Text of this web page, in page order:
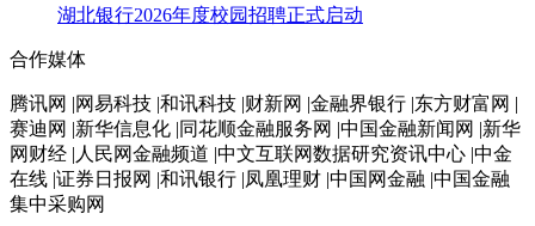
湖北银行2026年度校园招聘正式启动
合作媒体
腾讯网 |网易科技 |和讯科技 |财新网 |金融界银行 |东方财富网 |
赛迪网 |新华信息化 |同花顺金融服务网 |中国金融新闻网 |新华
网财经 |人民网金融频道 |中文互联网数据研究资讯中心 |中金
在线 |证券日报网 |和讯银行 |凤凰理财 |中国网金融 |中国金融
集中采购网